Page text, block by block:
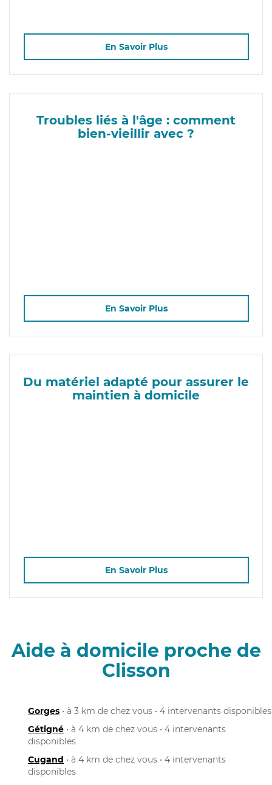
En Savoir Plus
Troubles liés à l'âge : comment
bien-vieillir avec ?
En Savoir Plus
Du matériel adapté pour assurer le
maintien à domicile
En Savoir Plus
Aide à domicile proche de
Clisson
Gorges • à 3 km de chez vous • 4 intervenants disponibles
Gétigné • à 4 km de chez vous • 4 intervenants
disponibles
Cugand • à 4 km de chez vous • 4 intervenants
disponibles